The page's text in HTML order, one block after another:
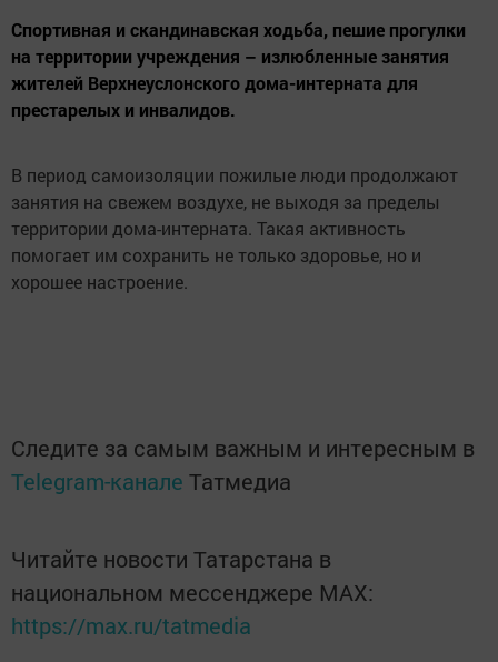
Спортивная и скандинавская ходьба, пешие прогулки
на территории учреждения – излюбленные занятия
жителей Верхнеуслонского дома-интерната для
престарелых и инвалидов.
В период самоизоляции пожилые люди продолжают
занятия на свежем воздухе, не выходя за пределы
территории дома-интерната. Такая активность
помогает им сохранить не только здоровье, но и
хорошее настроение.
Следите за самым важным и интересным в
Telegram-канале Татмедиа
Читайте новости Татарстана в
национальном мессенджере MАХ:
https://max.ru/tatmedia